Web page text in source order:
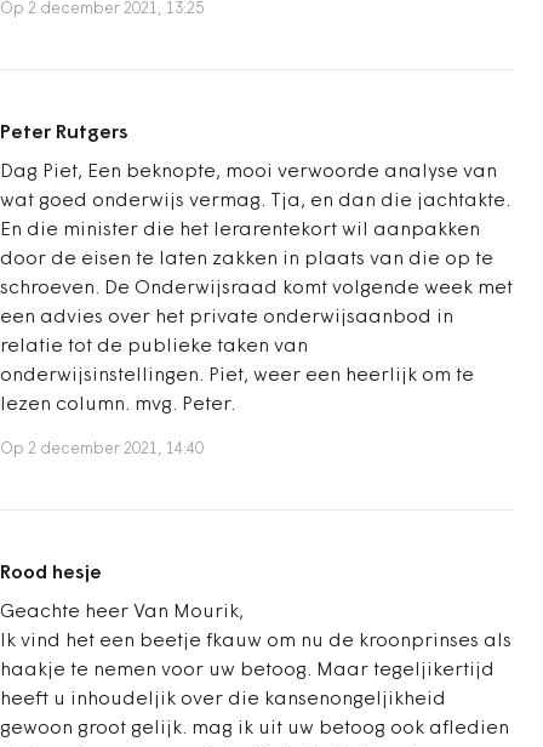
Op 2 december 2021, 13:25
Peter Rutgers
Dag Piet, Een beknopte, mooi verwoorde analyse van
wat goed onderwijs vermag. Tja, en dan die jachtakte.
En die minister die het lerarentekort wil aanpakken
door de eisen te laten zakken in plaats van die op te
schroeven. De Onderwijsraad komt volgende week met
een advies over het private onderwijsaanbod in
relatie tot de publieke taken van
onderwijsinstellingen. Piet, weer een heerlijk om te
lezen column. mvg. Peter.
Op 2 december 2021, 14:40
Rood hesje
Geachte heer Van Mourik,
Ik vind het een beetje fkauw om nu de kroonprinses als
haakje te nemen voor uw betoog. Maar tegeljikertijd
heeft u inhoudeljik over die kansenongeljikheid
gewoon groot gelijk. mag ik uit uw betoog ook afledien